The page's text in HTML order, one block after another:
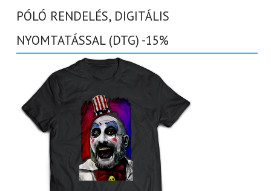
PÓLÓ RENDELÉS, DIGITÁLIS
NYOMTATÁSSAL (DTG) -15%